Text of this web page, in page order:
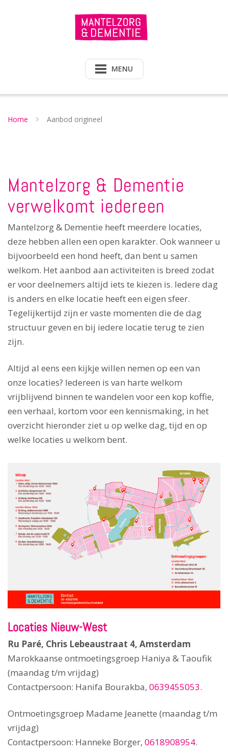
MENU
Home Aanbod origineel
Mantelzorg & Dementie
verwelkomt iedereen
Mantelzorg & Dementie heeft meerdere locaties,
deze hebben allen een open karakter. Ook wanneer u
bijvoorbeeld een hond heeft, dan bent u samen
welkom. Het aanbod aan activiteiten is breed zodat
er voor deelnemers altijd iets te kiezen is. Iedere dag
is anders en elke locatie heeft een eigen sfeer.
Tegelijkertijd zijn er vaste momenten die de dag
structuur geven en bij iedere locatie terug te zien
zijn.
Altijd al eens een kijkje willen nemen op een van
onze locaties? Iedereen is van harte welkom
vrijblijvend binnen te wandelen voor een kop koffie,
een verhaal, kortom voor een kennismaking, in het
overzicht hieronder ziet u op welke dag, tijd en op
welke locaties u welkom bent.
Locaties Nieuw-West
Ru Paré, Chris Lebeaustraat 4, Amsterdam
Marokkaanse ontmoetingsgroep Haniya & Taoufik
(maandag t/m vrijdag)
Contactpersoon: Hanifa Bourakba, 0639455053.
Ontmoetingsgroep Madame Jeanette (maandag t/m
vrijdag)
Contactpersoon: Hanneke Borger, 0618908954.